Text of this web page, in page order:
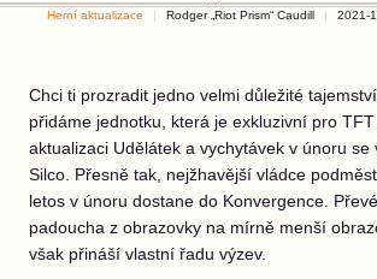
Herní aktualizace Rodger „Riot Prism“ Caudill 2021-
Chci ti prozradit jedno velmi důležité
přidáme jednotku, která je exkluzivní pro
aktualizaci Udělátek a vychytávek v únoru se
Silco. Přesně tak, nejžhavější vládce
letos v únoru dostane do Konvergence.
padoucha z obrazovky na mírně menší
však přináší vlastní řadu výzev.